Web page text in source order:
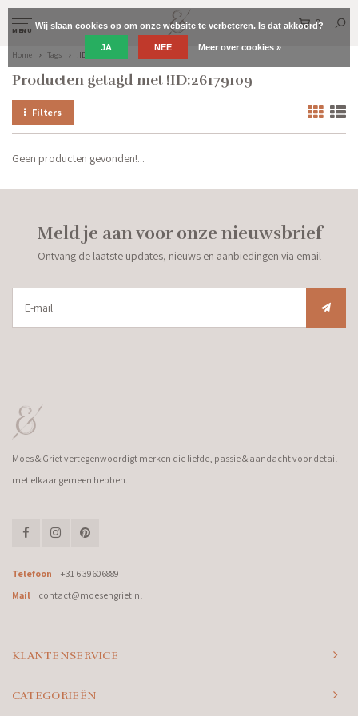
MENU
0
Home Tags !ID:26179109
Producten getagd met !ID:26179109
Filters
Geen producten gevonden!...
Meld je aan voor onze nieuwsbrief
Ontvang de laatste updates, nieuws en aanbiedingen via email
Moes & Griet vertegenwoordigt merken die liefde, passie & aandacht voor detail
met elkaar gemeen hebben.
Telefoon
+31 6 39606889
Mail
contact@moesengriet.nl
KLANTENSERVICE
CATEGORIEËN
Wij slaan cookies op om onze website te verbeteren. Is dat akkoord?
JA NEE Meer over cookies »